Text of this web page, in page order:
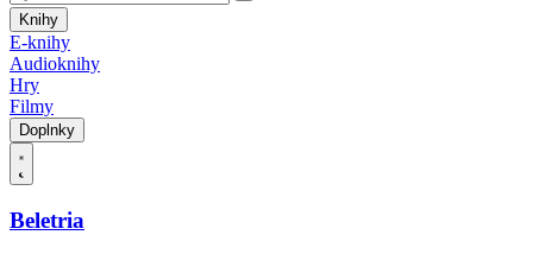
Knihy
E-knihy
Audioknihy
Hry
Filmy
Doplnky
Beletria